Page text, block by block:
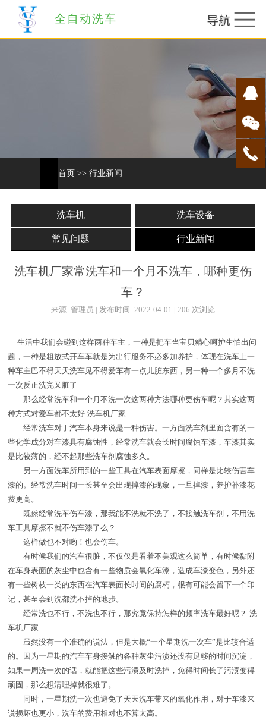
全自动洗车
首页 >> 行业新闻
洗车机 洗车设备
常见问题 行业新闻
洗车机厂家常洗车和一个月不洗车，哪种更伤
车？
来源: 管理员 | 发布时间: 2022-04-01 | 206 次浏览
生活中我们会碰到这样两种车主，一种是把车当宝贝精心呵护生怕出问
题，一种是粗放式开车车就是为出行服务不必多加养护，体现在洗车上一
种车主巴不得天天洗车见不得爱车有一点儿脏东西，另一种一个多月不洗
一次反正洗完又脏了
那么经常洗车和一个月不洗一次这两种方法哪种更伤车呢？其实这两
种方式对爱车都不太好-洗车机厂家
经常洗车对于汽车本身来说是一种伤害。一方面洗车剂里面含有的一
些化学成分对车漆具有腐蚀性，经常洗车就会长时间腐蚀车漆，车漆其实
是比较薄的，经不起那些洗车剂腐蚀多久。
另一方面洗车所用到的一些工具在汽车表面摩擦，同样是比较伤害车
漆的。经常洗车时间一长甚至会出现掉漆的现象，一旦掉漆，养护补漆花
费更高。
既然经常洗车伤车漆，那我能不洗就不洗了，不接触洗车剂，不用洗
车工具摩擦不就不伤车漆了么？
这样做也不对哟！也会伤车。
有时候我们的汽车很脏，不仅仅是看着不美观这么简单，有时候黏附
在车身表面的灰尘中也含有一些物质会氧化车漆，造成车漆变色，另外还
有一些树枝一类的东西在汽车表面长时间的腐朽，很有可能会留下一个印
记，甚至会到洗都洗不掉的地步。
经常洗也不行，不洗也不行，那究竟保持怎样的频率洗车最好呢？-洗
车机厂家
虽然没有一个准确的说法，但是大概“一个星期洗一次车”是比较合适
的。因为一星期的汽车车身接触的各种灰尘污渍还没有足够的时间沉淀，
如果一周洗一次的话，就能把这些污渍及时洗掉，免得时间长了污渍变得
顽固，那么想清理掉就很难了。
同时，一星期洗一次也避免了天天洗车带来的氧化作用，对于车漆来
说损坏也更小，洗车的费用相对也不算太高。